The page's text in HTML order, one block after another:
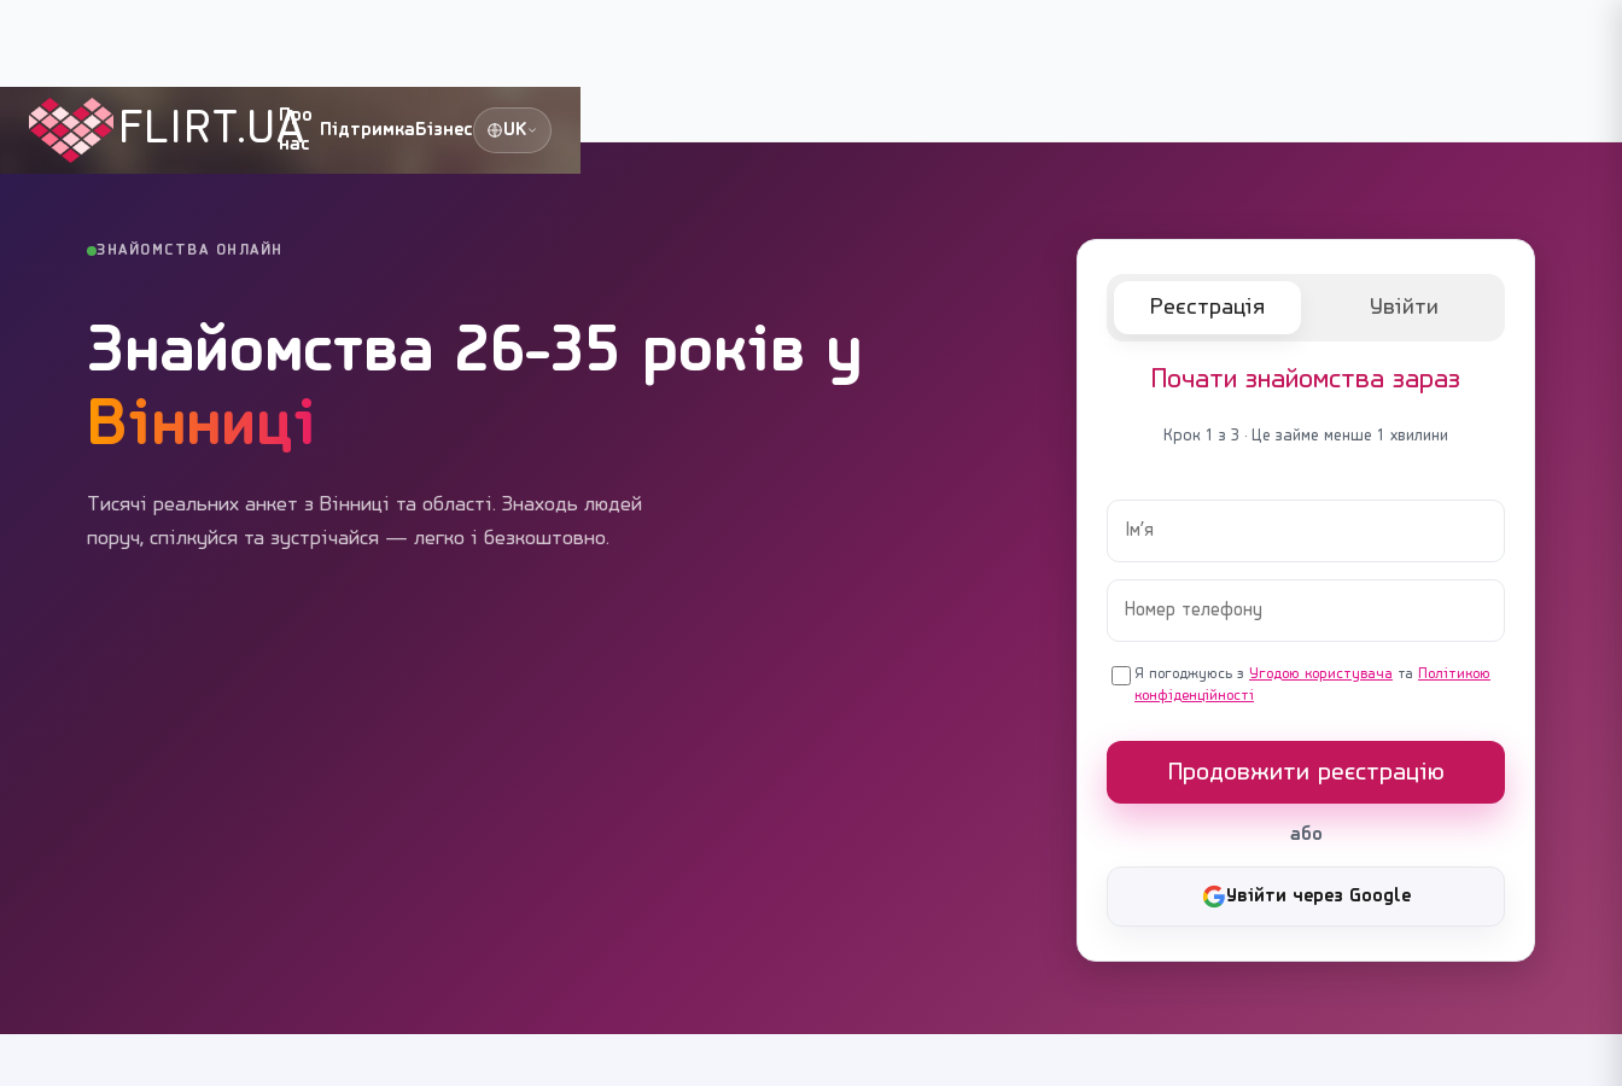
FLIRT.UA
Про
нас
ПідтримкаБізнес UK
Flirt.ua Міста України › Вінниця 26-35 років
ЗНАЙОМСТВА ОНЛАЙН
Знайомства 26-35 років у
Вінниці
Тисячі реальних анкет з Вінниці та області. Знаходь людей
поруч, спілкуйся та зустрічайся — легко і безкоштовно.
Реєстрація Увійти
Почати знайомства зараз
Крок 1 з 3 · Це займе менше 1 хвилини
Я погоджуюсь з Угодою користувача та Політикою
конфіденційності
Продовжити реєстрацію
або
Увійти через Google